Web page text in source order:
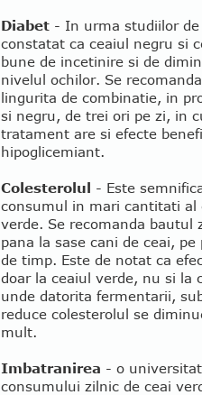
Diabet - In urma studiilor
constatat ca ceaiul negru si
bune de incetinire si de
nivelul ochilor. Se
lingurita de combinatie, in
si negru, de trei ori pe zi, in
tratament are si efecte
hipoglicemiant.
Colesterolul - Este
consumul in mari cantitati al
verde. Se recomanda bautul
pana la sase cani de ceai, pe
de timp. Este de notat ca
doar la ceaiul verde, nu si la
unde datorita fermentarii,
reduce colesterolul se
mult.
Imbatranirea - o
consumului zilnic de ceai